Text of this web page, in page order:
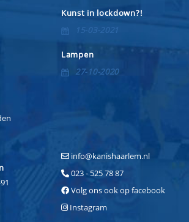
Kunst in lockdown?!
15-03-2021
Lampen
27-10-2020
info@kanishaarlem.nl
023 - 525 78 87
Volg ons ook op facebook
Instagram